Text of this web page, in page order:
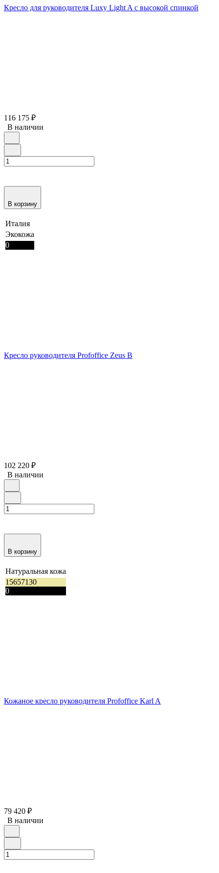
Кресло для руководителя Luxy Light A с высокой спинкой
116 175 ₽
В наличии
В корзину
Италия
Экокожа
0
Кресло руководителя Profoffice Zeus B
102 220 ₽
В наличии
В корзину
Натуральная кожа
15657130
0
Кожаное кресло руководителя Profoffice Karl A
79 420 ₽
В наличии